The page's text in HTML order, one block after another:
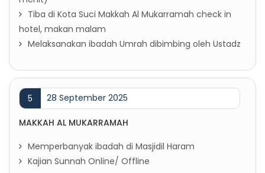
Tiba di Kota Suci Makkah Al Mukarramah check in
hotel, makan malam
Melaksanakan ibadah Umrah dibimbing oleh Ustadz
5 28 September 2025
MAKKAH AL MUKARRAMAH
Memperbanyak ibadah di Masjidil Haram
Kajian Sunnah Online/ Offline